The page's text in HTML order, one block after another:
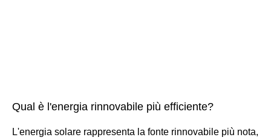
Qual è l'energia rinnovabile più efficiente?
L'energia solare rappresenta la fonte rinnovabile più nota,